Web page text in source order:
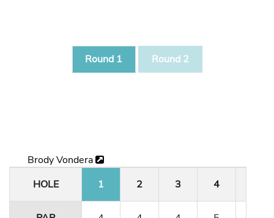
Round 1 Round 2
Brody Vondera
HOLE
1 2 3 4